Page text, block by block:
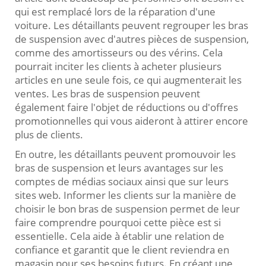
qui est remplacé lors de la réparation d'une
voiture. Les détaillants peuvent regrouper les bras
de suspension avec d'autres pièces de suspension,
comme des amortisseurs ou des vérins. Cela
pourrait inciter les clients à acheter plusieurs
articles en une seule fois, ce qui augmenterait les
ventes. Les bras de suspension peuvent
également faire l'objet de réductions ou d'offres
promotionnelles qui vous aideront à attirer encore
plus de clients.
En outre, les détaillants peuvent promouvoir les
bras de suspension et leurs avantages sur les
comptes de médias sociaux ainsi que sur leurs
sites web. Informer les clients sur la manière de
choisir le bon bras de suspension permet de leur
faire comprendre pourquoi cette pièce est si
essentielle. Cela aide à établir une relation de
confiance et garantit que le client reviendra en
magasin pour ses besoins futurs. En créant une